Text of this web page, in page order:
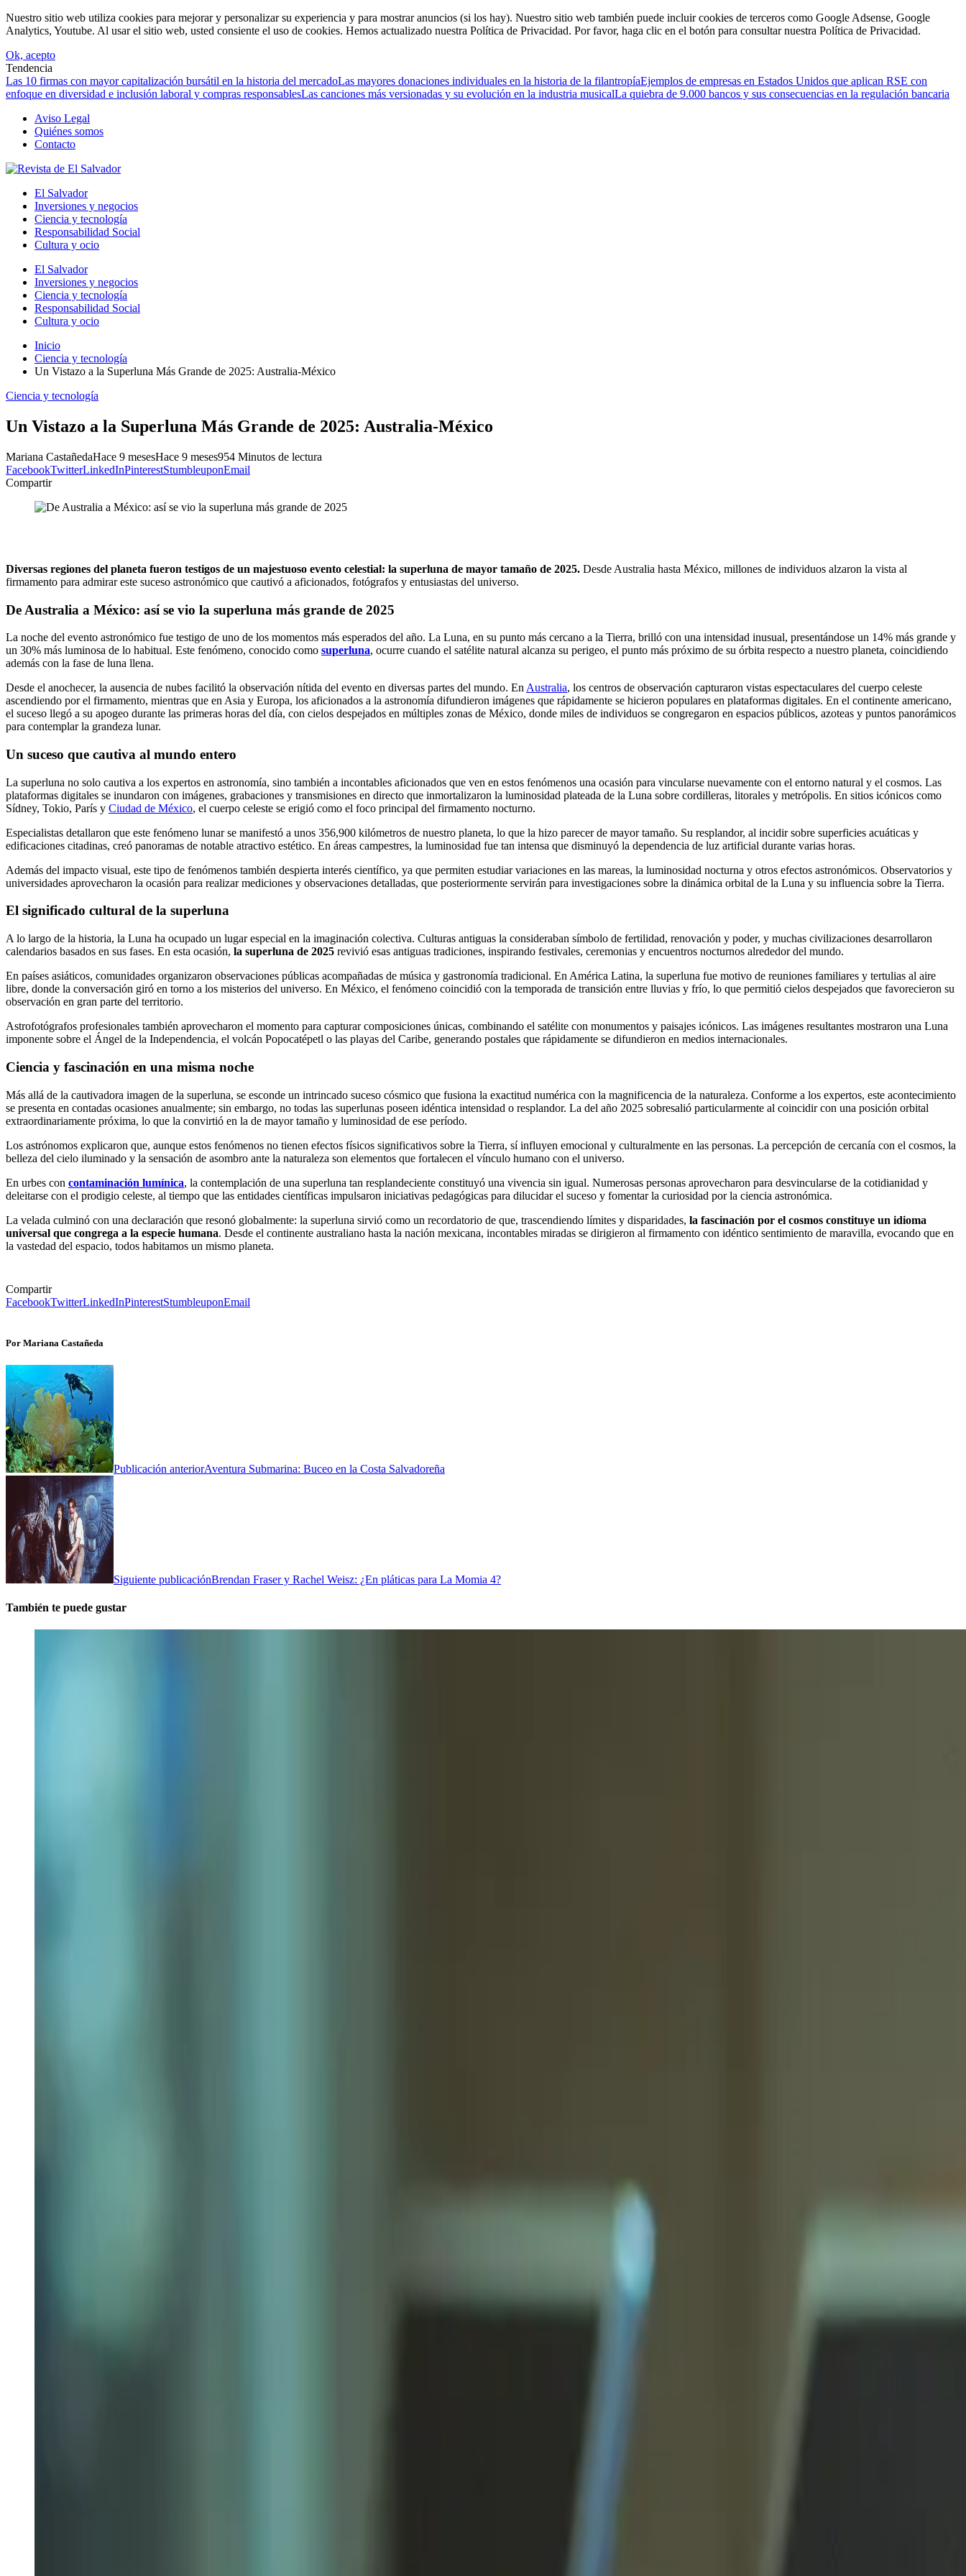
Nuestro sitio web utiliza cookies para mejorar y personalizar su experiencia y para mostrar anuncios (si los hay). Nuestro sitio web también puede incluir cookies de terceros como Google Adsense, Google
Analytics, Youtube. Al usar el sitio web, usted consiente el uso de cookies. Hemos actualizado nuestra Política de Privacidad. Por favor, haga clic en el botón para consultar nuestra Política de Privacidad.
Ok, acepto
Tendencia
Las 10 firmas con mayor capitalización bursátil en la historia del mercadoLas mayores donaciones individuales en la historia de la filantropíaEjemplos de empresas en Estados Unidos que aplican RSE con
enfoque en diversidad e inclusión laboral y compras responsablesLas canciones más versionadas y su evolución en la industria musicalLa quiebra de 9.000 bancos y sus consecuencias en la regulación bancaria
Aviso Legal
Quiénes somos
Contacto
El Salvador
Inversiones y negocios
Ciencia y tecnología
Responsabilidad Social
Cultura y ocio
El Salvador
Inversiones y negocios
Ciencia y tecnología
Responsabilidad Social
Cultura y ocio
Inicio
Ciencia y tecnología
Un Vistazo a la Superluna Más Grande de 2025: Australia-México
Ciencia y tecnología
Un Vistazo a la Superluna Más Grande de 2025: Australia-México
Mariana CastañedaHace 9 mesesHace 9 meses954 Minutos de lectura
FacebookTwitterLinkedInPinterestStumbleuponEmail
Compartir
Diversas regiones del planeta fueron testigos de un majestuoso evento celestial: la superluna de mayor tamaño de 2025. Desde Australia hasta México, millones de individuos alzaron la vista al
firmamento para admirar este suceso astronómico que cautivó a aficionados, fotógrafos y entusiastas del universo.
De Australia a México: así se vio la superluna más grande de 2025
La noche del evento astronómico fue testigo de uno de los momentos más esperados del año. La Luna, en su punto más cercano a la Tierra, brilló con una intensidad inusual, presentándose un 14% más grande y
un 30% más luminosa de lo habitual. Este fenómeno, conocido como superluna, ocurre cuando el satélite natural alcanza su perigeo, el punto más próximo de su órbita respecto a nuestro planeta, coincidiendo
además con la fase de luna llena.
Desde el anochecer, la ausencia de nubes facilitó la observación nítida del evento en diversas partes del mundo. En Australia, los centros de observación capturaron vistas espectaculares del cuerpo celeste
ascendiendo por el firmamento, mientras que en Asia y Europa, los aficionados a la astronomía difundieron imágenes que rápidamente se hicieron populares en plataformas digitales. En el continente americano,
el suceso llegó a su apogeo durante las primeras horas del día, con cielos despejados en múltiples zonas de México, donde miles de individuos se congregaron en espacios públicos, azoteas y puntos panorámicos
para contemplar la grandeza lunar.
Un suceso que cautiva al mundo entero
La superluna no solo cautiva a los expertos en astronomía, sino también a incontables aficionados que ven en estos fenómenos una ocasión para vincularse nuevamente con el entorno natural y el cosmos. Las
plataformas digitales se inundaron con imágenes, grabaciones y transmisiones en directo que inmortalizaron la luminosidad plateada de la Luna sobre cordilleras, litorales y metrópolis. En sitios icónicos como
Sídney, Tokio, París y Ciudad de México, el cuerpo celeste se erigió como el foco principal del firmamento nocturno.
Especialistas detallaron que este fenómeno lunar se manifestó a unos 356,900 kilómetros de nuestro planeta, lo que la hizo parecer de mayor tamaño. Su resplandor, al incidir sobre superficies acuáticas y
edificaciones citadinas, creó panoramas de notable atractivo estético. En áreas campestres, la luminosidad fue tan intensa que disminuyó la dependencia de luz artificial durante varias horas.
Además del impacto visual, este tipo de fenómenos también despierta interés científico, ya que permiten estudiar variaciones en las mareas, la luminosidad nocturna y otros efectos astronómicos. Observatorios y
universidades aprovecharon la ocasión para realizar mediciones y observaciones detalladas, que posteriormente servirán para investigaciones sobre la dinámica orbital de la Luna y su influencia sobre la Tierra.
El significado cultural de la superluna
A lo largo de la historia, la Luna ha ocupado un lugar especial en la imaginación colectiva. Culturas antiguas la consideraban símbolo de fertilidad, renovación y poder, y muchas civilizaciones desarrollaron
calendarios basados en sus fases. En esta ocasión, la superluna de 2025 revivió esas antiguas tradiciones, inspirando festivales, ceremonias y encuentros nocturnos alrededor del mundo.
En países asiáticos, comunidades organizaron observaciones públicas acompañadas de música y gastronomía tradicional. En América Latina, la superluna fue motivo de reuniones familiares y tertulias al aire
libre, donde la conversación giró en torno a los misterios del universo. En México, el fenómeno coincidió con la temporada de transición entre lluvias y frío, lo que permitió cielos despejados que favorecieron su
observación en gran parte del territorio.
Astrofotógrafos profesionales también aprovecharon el momento para capturar composiciones únicas, combinando el satélite con monumentos y paisajes icónicos. Las imágenes resultantes mostraron una Luna
imponente sobre el Ángel de la Independencia, el volcán Popocatépetl o las playas del Caribe, generando postales que rápidamente se difundieron en medios internacionales.
Ciencia y fascinación en una misma noche
Más allá de la cautivadora imagen de la superluna, se esconde un intrincado suceso cósmico que fusiona la exactitud numérica con la magnificencia de la naturaleza. Conforme a los expertos, este acontecimiento
se presenta en contadas ocasiones anualmente; sin embargo, no todas las superlunas poseen idéntica intensidad o resplandor. La del año 2025 sobresalió particularmente al coincidir con una posición orbital
extraordinariamente próxima, lo que la convirtió en la de mayor tamaño y luminosidad de ese período.
Los astrónomos explicaron que, aunque estos fenómenos no tienen efectos físicos significativos sobre la Tierra, sí influyen emocional y culturalmente en las personas. La percepción de cercanía con el cosmos, la
belleza del cielo iluminado y la sensación de asombro ante la naturaleza son elementos que fortalecen el vínculo humano con el universo.
En urbes con contaminación lumínica, la contemplación de una superluna tan resplandeciente constituyó una vivencia sin igual. Numerosas personas aprovecharon para desvincularse de la cotidianidad y
deleitarse con el prodigio celeste, al tiempo que las entidades científicas impulsaron iniciativas pedagógicas para dilucidar el suceso y fomentar la curiosidad por la ciencia astronómica.
La velada culminó con una declaración que resonó globalmente: la superluna sirvió como un recordatorio de que, trascendiendo límites y disparidades, la fascinación por el cosmos constituye un idioma
universal que congrega a la especie humana. Desde el continente australiano hasta la nación mexicana, incontables miradas se dirigieron al firmamento con idéntico sentimiento de maravilla, evocando que en
la vastedad del espacio, todos habitamos un mismo planeta.
Compartir
FacebookTwitterLinkedInPinterestStumbleuponEmail
Por Mariana Castañeda
Publicación anteriorAventura Submarina: Buceo en la Costa Salvadoreña
Siguiente publicaciónBrendan Fraser y Rachel Weisz: ¿En pláticas para La Momia 4?
También te puede gustar